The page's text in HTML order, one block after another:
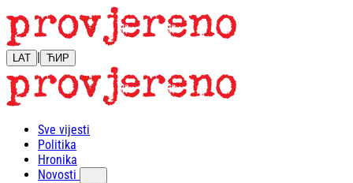
LAT | ЋИР
Sve vijesti
Politika
Hronika
Novosti